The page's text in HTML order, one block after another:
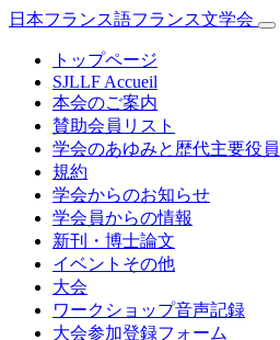
日本フランス語フランス文学会
トップページ
SJLLF Accueil
本会のご案内
賛助会員リスト
学会のあゆみと歴代主要役員
規約
学会からのお知らせ
学会員からの情報
新刊・博士論文
イベントその他
大会
ワークショップ音声記録
大会参加登録フォーム